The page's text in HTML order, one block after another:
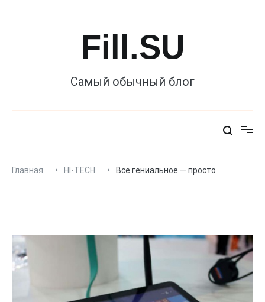
Fill.SU
Самый обычный блог
Главная HI-TECH Все гениальное — просто